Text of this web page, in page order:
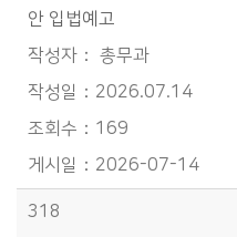
안 입법예고
총무과
2026.07.14
169
2026-07-14
318